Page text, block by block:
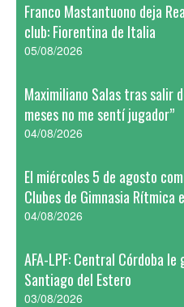
Franco Mastantuono deja
club: Fiorentina de Italia
05/08/2026
Maximiliano Salas tras salir
meses no me sentí jugador”
04/08/2026
El miércoles 5 de agosto
Clubes de Gimnasia Rítmica
04/08/2026
AFA-LPF: Central Córdoba
Santiago del Estero
03/08/2026